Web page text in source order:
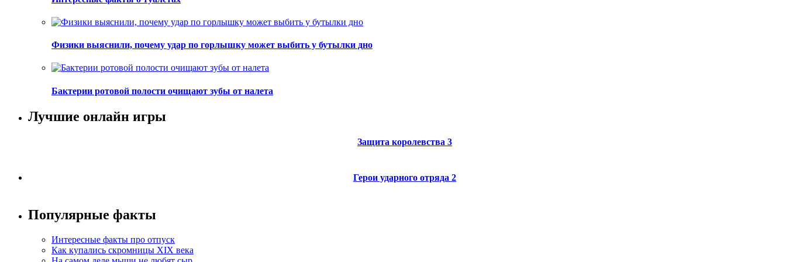
Физики выяснили, почему удар по горлышку может выбить у бутылки дно
Бактерии ротовой полости очищают зубы от налета
Лучшие онлайн игры
Защита королевства 3
Герои ударного отряда 2
Популярные факты
Интересные факты про отпуск
Как купались скромницы XIX века